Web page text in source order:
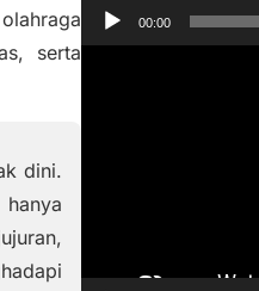
serta
dini.
V
i
00:00
P